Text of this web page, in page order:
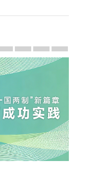
两制”新篇章 — 澳门“一国
月18日发表2026年施政报
行政区经济和社会发展第
粤澳深度合作区专题网站
施政小讲堂
走进澳门澳门相簿2020
《澳门微视